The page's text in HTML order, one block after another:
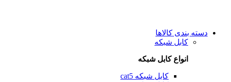
دسته بندی کالاها
کابل شبکه
انواع کابل شبکه
کابل شبکه cat5